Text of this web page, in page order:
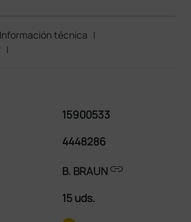
Información técnica |
|
15900533
4448286
B. BRAUNlink
15 uds.